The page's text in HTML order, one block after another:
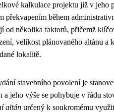
kalkulace projektu již v jeho
překvapením během
od několika faktorů, přičemž
velikost plánovaného altánu a
lokalitě.
stavebního povolení je
a jeho výše se pohybuje v řádu
altán určený k soukromému